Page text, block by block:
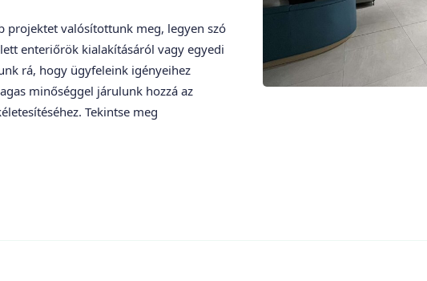
projektet valósítottunk meg, legyen szó
enteriőrök kialakításáról vagy egyedi
rá, hogy ügyfeleink igényeihez
minőséggel járulunk hozzá az
Tekintse meg